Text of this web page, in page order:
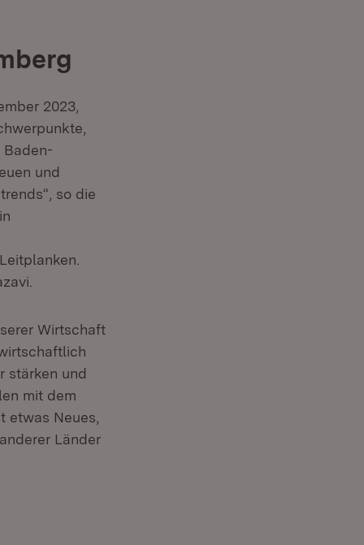
2023,
und
so die
Wirtschaft
stärken und
mit dem
etwas Neues,
Länder